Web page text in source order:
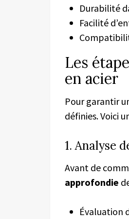
Durabilité
Facilité
Les
en acier
Pour garantir
définies. Voici
1. Analyse
Avant de
approfondie
Évaluation